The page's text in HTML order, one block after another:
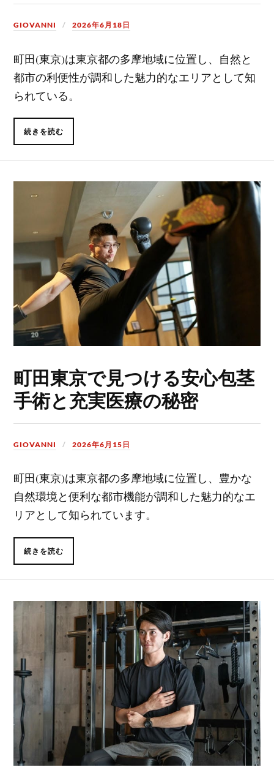
GIOVANNI 2026年6月18日
町田(東京)は東京都の多摩地域に位置し、自然と
都市の利便性が調和した魅力的なエリアとして知
られている。
続きを読む
町田東京で見つける安心包茎
手術と充実医療の秘密
GIOVANNI 2026年6月15日
町田(東京)は東京都の多摩地域に位置し、豊かな
自然環境と便利な都市機能が調和した魅力的なエ
リアとして知られています。
続きを読む